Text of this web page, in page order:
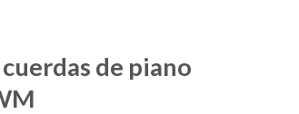
de piano